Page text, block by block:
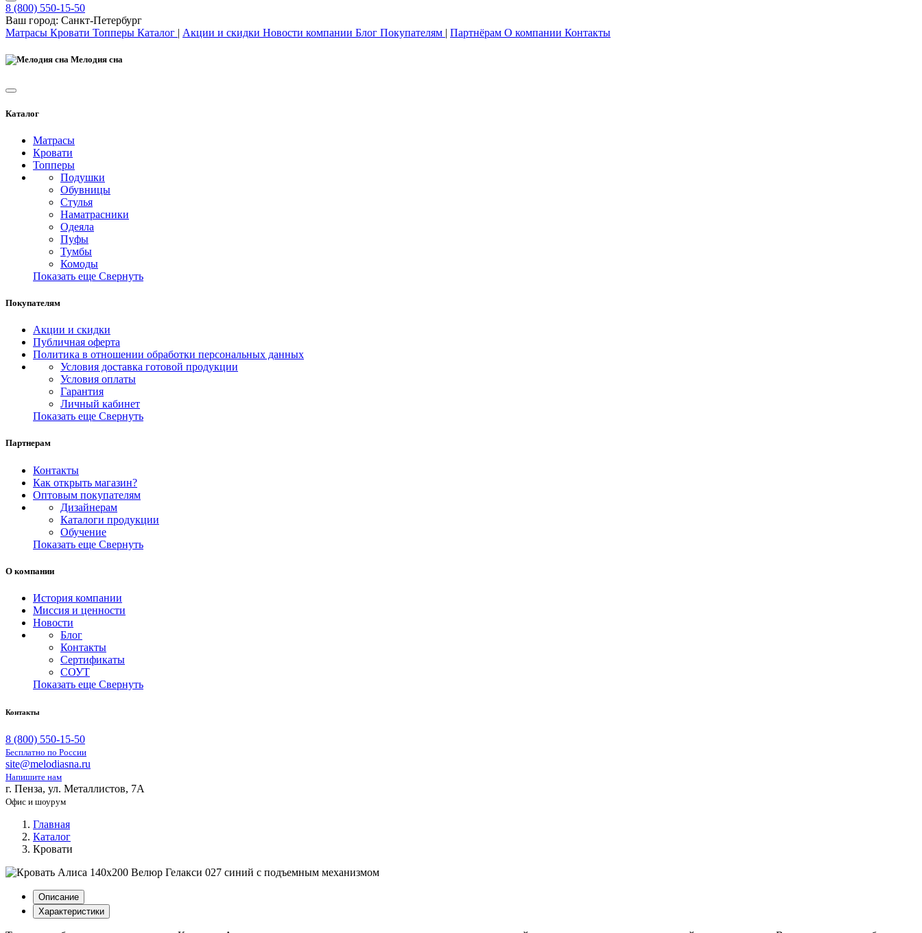
8 (800) 550-15-50
Ваш город: Санкт-Петербург
Матрасы Кровати Топперы Каталог | Акции и скидки Новости компании Блог Покупателям | Партнёрам О компании Контакты
Мелодия сна
Каталог
Матрасы
Кровати
Топперы
Подушки
Обувницы
Стулья
Наматрасники
Одеяла
Пуфы
Тумбы
Комоды
Показать еще Свернуть
Покупателям
Акции и скидки
Публичная оферта
Политика в отношении обработки персональных данных
Условия доставка готовой продукции
Условия оплаты
Гарантия
Личный кабинет
Показать еще Свернуть
Партнерам
Контакты
Как открыть магазин?
Оптовым покупателям
Дизайнерам
Каталоги продукции
Обучение
Показать еще Свернуть
О компании
История компании
Миссия и ценности
Новости
Блог
Контакты
Сертификаты
СОУТ
Показать еще Свернуть
Контакты
8 (800) 550-15-50
Бесплатно по России
site@melodiasna.ru
Напишите нам
г. Пенза, ул. Металлистов, 7А
Офис и шоурум
Главная
Каталог
Кровати
Описание
Характеристики